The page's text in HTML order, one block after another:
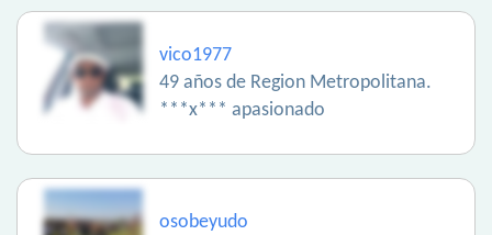
vico1977
49 años de Region Metropolitana.
***x*** apasionado
osobeyudo